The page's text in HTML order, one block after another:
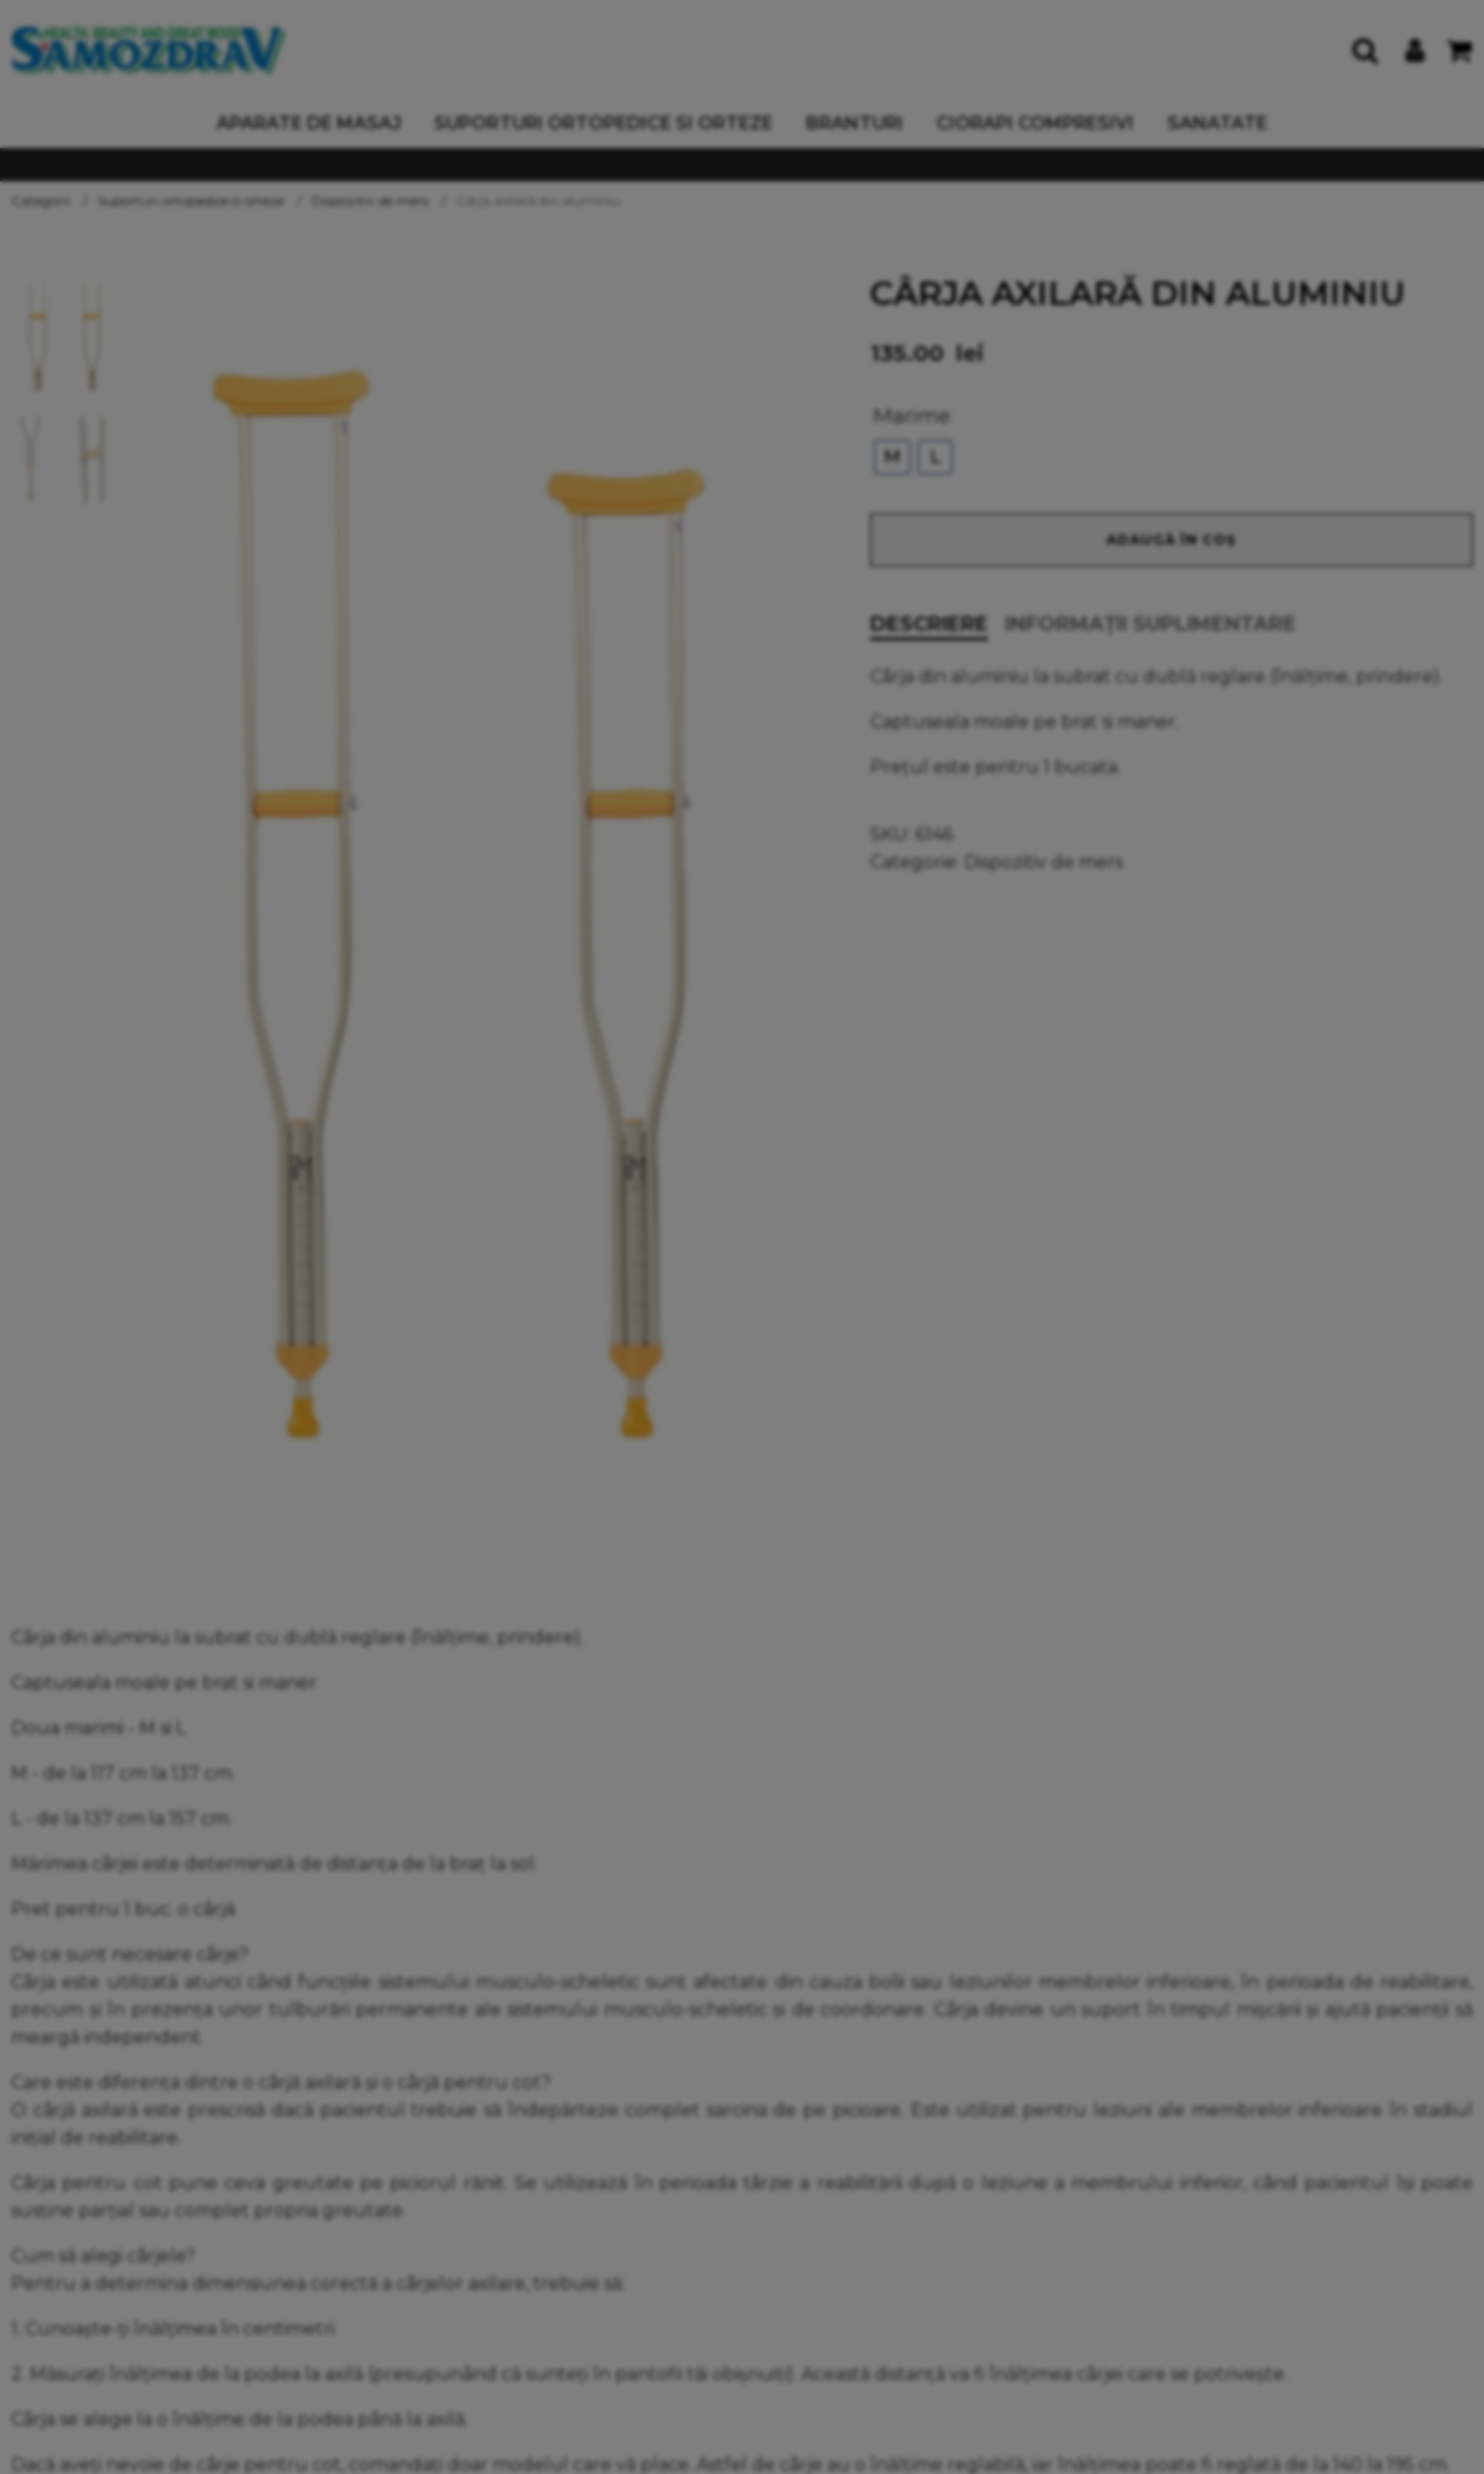
APARATE DE MASAJ SUPORTURI ORTOPEDICE SI ORTEZE BRANTURI CIORAPI COMPRESIVI SANATATE
Categorii Suporturi ortopedice si orteze Dispozitiv de mers
CÂRJA AXILARĂ DIN ALUMINIU
135.00 lei
Marime
M L
ADAUGĂ ÎN COȘ
DESCRIERE INFORMAȚII SUPLIMENTARE
Cârja din aluminiu la subrat cu dublă reglare (înălțime, prindere).
Captuseala moale pe brat si maner.
Prețul este pentru 1 bucata.
SKU:
6146
Categorie:
Dispozitiv de mers
Cârja din aluminiu la subrat cu dublă reglare (înălțime, prindere).
Captuseala moale pe brat si maner.
Doua marimi - M si L
M - de la 117 cm la 137 cm.
L - de la 137 cm la 157 cm.
Mărimea cârjei este determinată de distanța de la braț la sol.
Pret pentru 1 buc. o cârjă
De ce sunt necesare cârje?
Cârja este utilizată atunci când funcțiile sistemului musculo-scheletic sunt afectate din cauza bolii sau leziunilor membrelor inferioare, în perioada de reabilitare,
precum și în prezența unor tulburări permanente ale sistemului musculo-scheletic și de coordonare. Cârja devine un suport în timpul mișcării și ajută pacienții să
meargă independent.
Care este diferența dintre o cârjă axilară și o cârjă pentru cot?
O cârjă axilară este prescrisă dacă pacientul trebuie să îndepărteze complet sarcina de pe picioare. Este utilizat pentru leziuni ale membrelor inferioare în stadiul
inițial de reabilitare.
Cârja pentru cot pune ceva greutate pe piciorul rănit. Se utilizează în perioada târzie a reabilitării după o leziune a membrului inferior, când pacientul își poate
susține parțial sau complet propria greutate.
Cum să alegi cârjele?
Pentru a determina dimensiunea corectă a cârjelor axilare, trebuie să:
1. Cunoaște-ți înălțimea în centimetri
2. Măsurați înălțimea de la podea la axilă (presupunând că sunteți în pantofii tăi obișnuiți). Această distanță va fi înălțimea cârjei care se potrivește.
Cârja se alege la o înălțime de la podea până la axilă.
Dacă aveți nevoie de cârje pentru cot, comandați doar modelul care vă place. Astfel de cârje au o înălțime reglabilă, iar înălțimea poate fi reglată de la 140 la 195 cm.